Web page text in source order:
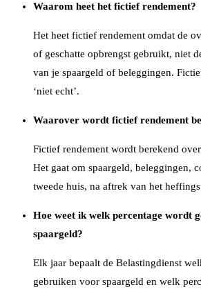
Waarom heet het fictief rendement?
Het heet fictief rendement omdat de
of geschatte opbrengst gebruikt, niet
van je spaargeld of beleggingen.
‘niet echt’.
Waarover wordt fictief rendement
Fictief rendement wordt berekend
Het gaat om spaargeld, beleggingen,
tweede huis, na aftrek van het
Hoe weet ik welk percentage wordt
spaargeld?
Elk jaar bepaalt de Belastingdienst
gebruiken voor spaargeld en welk